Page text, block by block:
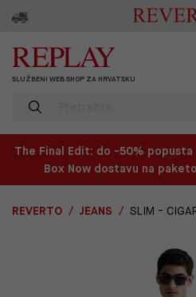
SLUŽBENI WEB SHOP ZA HRVATSKU
The Final Edit: do -50%
Box Now dostavu na
REVERTO JEANS SLIM -